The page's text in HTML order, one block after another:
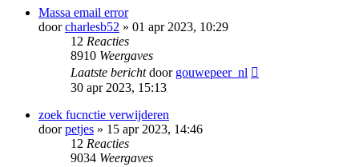
Massa email error
doorcharlesb52 » 01 apr 2023, 10:29
12 Reacties
8910 Weergaves
Laatste berichtdoor gouwepeer_nl
30 apr 2023, 15:13
zoek fucnctie verwijderen
doorpetjes » 15 apr 2023, 14:46
12 Reacties
9034 Weergaves